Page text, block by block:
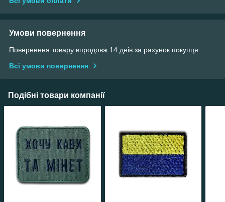
Умови повернення
Повернення товару впродовж 14 днів за рахунок покупця
Всі умови повернення
Подібні товари компанії